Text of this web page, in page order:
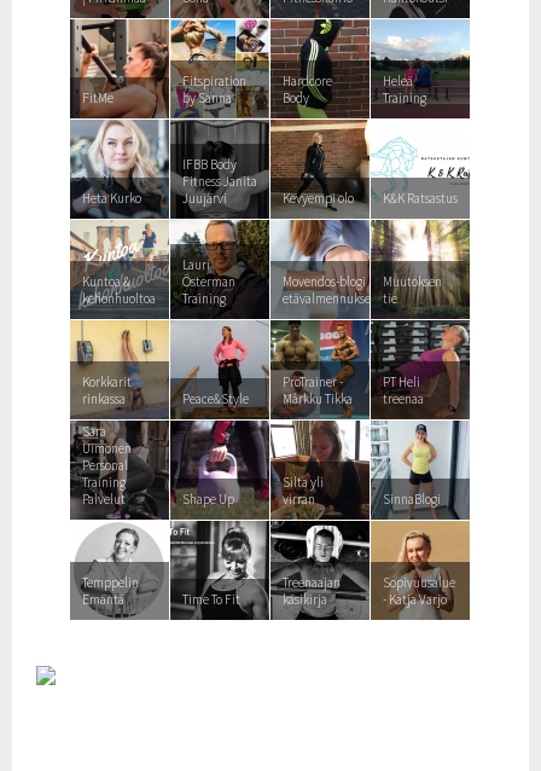
FitMe
Fitspiration
by Sanna
Hardcore
Body
Heleä
Training
Heta Kurko
IFBB Body
Fitness Janita
Juujärvi
Kevyempi olo K&K Ratsastus
Kuntoa &
kehonhuoltoa
Lauri
Österman
Training
Movendos-blogi
etävalmennuksesta
Muutoksen
tie
Korkkarit
rinkassa
Peace&Style
ProTrainer -
Márkku Tikka
PT Heli
treenaa
Sara
Uimonen
Personal
Training
Palvelut
Shape Up
Silta yli
virran
SinnaBlogi
Temppelin
Emäntä
Time To Fit
Treenaajan
käsikirja
Sopivuusalue
- Katja Varjo